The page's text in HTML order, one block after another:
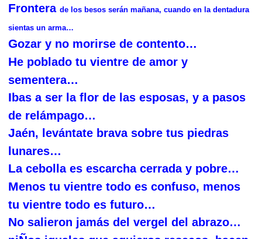
Frontera de los besos serán mañana, cuando en la dentadura
sientas un arma…
Gozar y no morirse de contento…
He poblado tu vientre de amor y
sementera…
I bas a ser la flor de las esposas, y a pasos
de relámpago…
Jaén, levántate brava sobre tus piedras
lunares…
La cebolla es escarcha cerrada y pobre…
Menos tu vientre todo es confuso, menos
tu vientre todo es futuro…
No salieron jamás del vergel del abrazo…